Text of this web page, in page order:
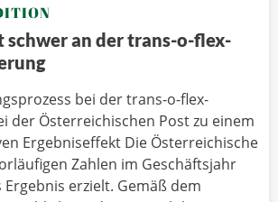
schwer an der trans-o-flex-
bei der trans-o-flex-
der Österreichischen Post zu einem
Ergebniseffekt Die Österreichische
Zahlen im Geschäftsjahr
Ergebnis erzielt. Gemäß dem